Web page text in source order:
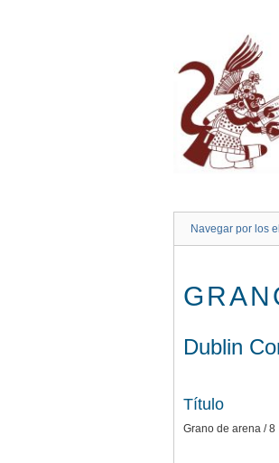
Navegar por los
Dublin
Título
Grano de arena / 8